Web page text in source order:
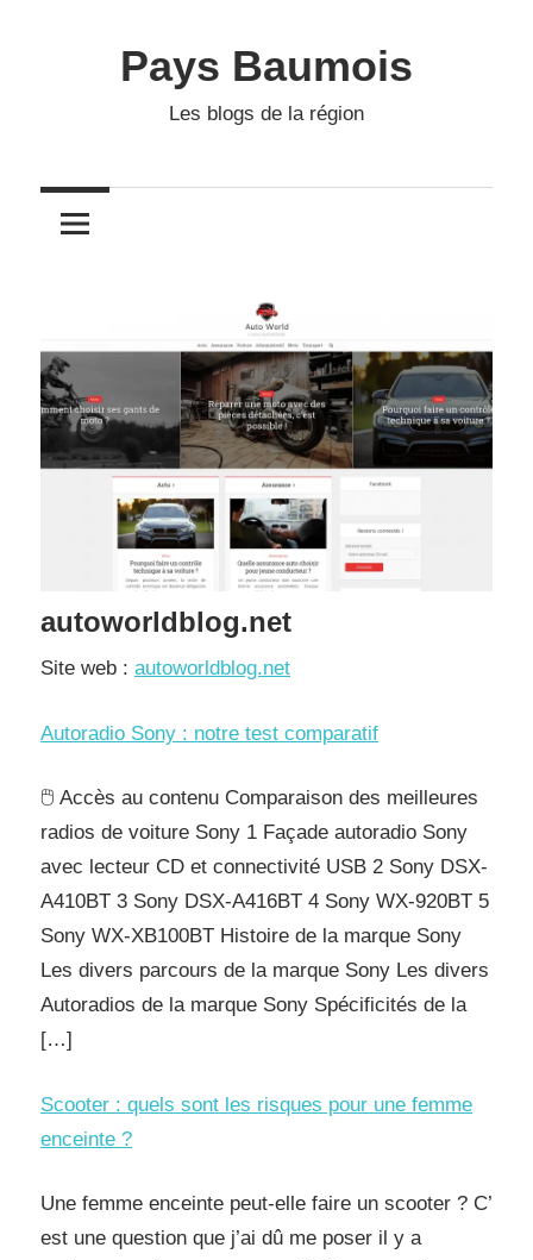
Pays Baumois
Les blogs de la région
autoworldblog.net
Site web : autoworldblog.net
Autoradio Sony : notre test comparatif
🖱️ Accès au contenu Comparaison des meilleures
radios de voiture Sony 1 Façade autoradio Sony
avec lecteur CD et connectivité USB 2 Sony DSX-
A410BT 3 Sony DSX-A416BT 4 Sony WX-920BT 5
Sony WX-XB100BT Histoire de la marque Sony
Les divers parcours de la marque Sony Les divers
Autoradios de la marque Sony Spécificités de la
[…]
Scooter : quels sont les risques pour une femme
enceinte ?
Une femme enceinte peut-elle faire un scooter ? C’
est une question que j’ai dû me poser il y a